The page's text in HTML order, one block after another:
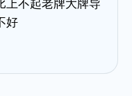
上不起老牌大牌导
好